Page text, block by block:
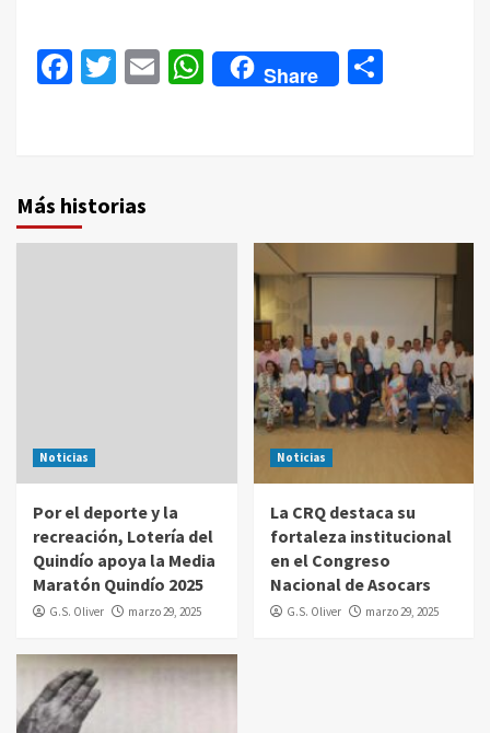
Facebook
Twitter
EmailWhatsApp
Share
Más historias
Noticias
Por el deporte y la
recreación, Lotería del
Quindío apoya la Media
Maratón Quindío 2025
G.S. Oliver marzo 29, 2025
Noticias
La CRQ destaca su
fortaleza institucional
en el Congreso
Nacional de Asocars
G.S. Oliver marzo 29, 2025